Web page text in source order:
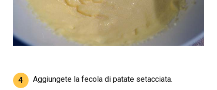
4 Aggiungete la fecola di patate setacciata.